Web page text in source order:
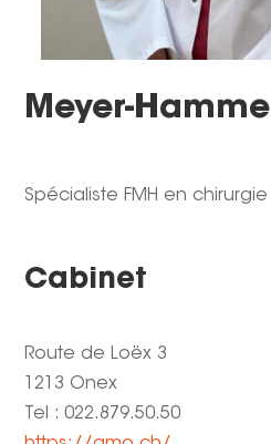
Meyer-
Spécialiste FMH en
Cabinet
Route de Loëx 3
1213 Onex
Tel : 022.879.50.50